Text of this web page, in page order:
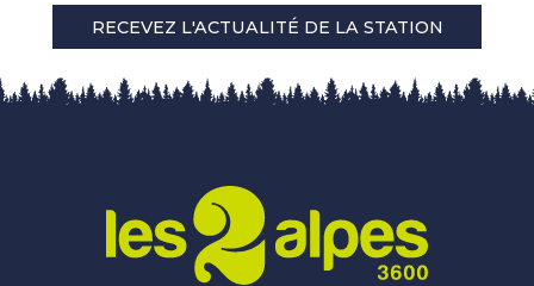
RECEVEZ L'ACTUALITÉ DE LA STATION